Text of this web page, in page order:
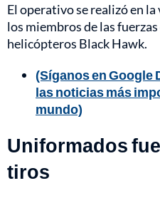
El operativo se realizó en
los miembros de las
helicópteros Black Hawk.
(Síganos en Google
las noticias más
mundo)
Uniformados
tiros